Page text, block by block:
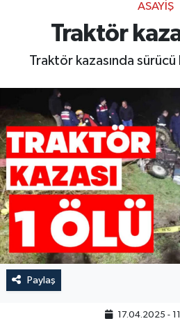
ASAYIŞ
Traktör
Traktör kazasında sürücü
Paylaş
17.04.2025 -